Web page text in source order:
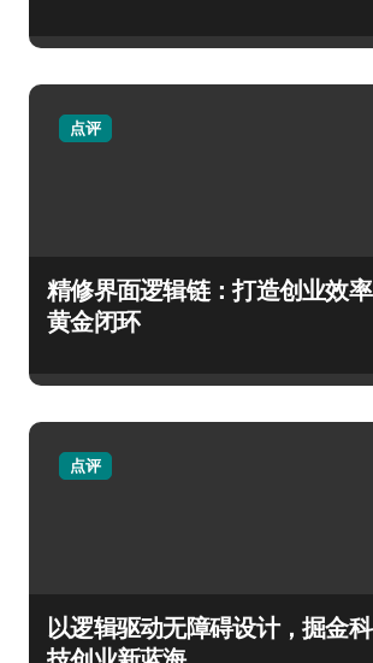
点评
精修界面逻辑链：打造创业效率
黄金闭环
点评
以逻辑驱动无障碍设计，掘金科